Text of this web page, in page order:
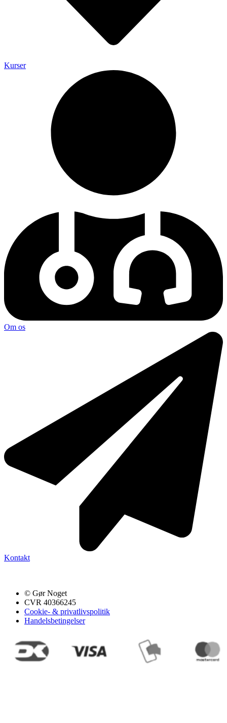
Kurser
Om os
Kontakt
© Gør Noget
CVR 40366245
Cookie- & privatlivspolitik
Handelsbetingelser